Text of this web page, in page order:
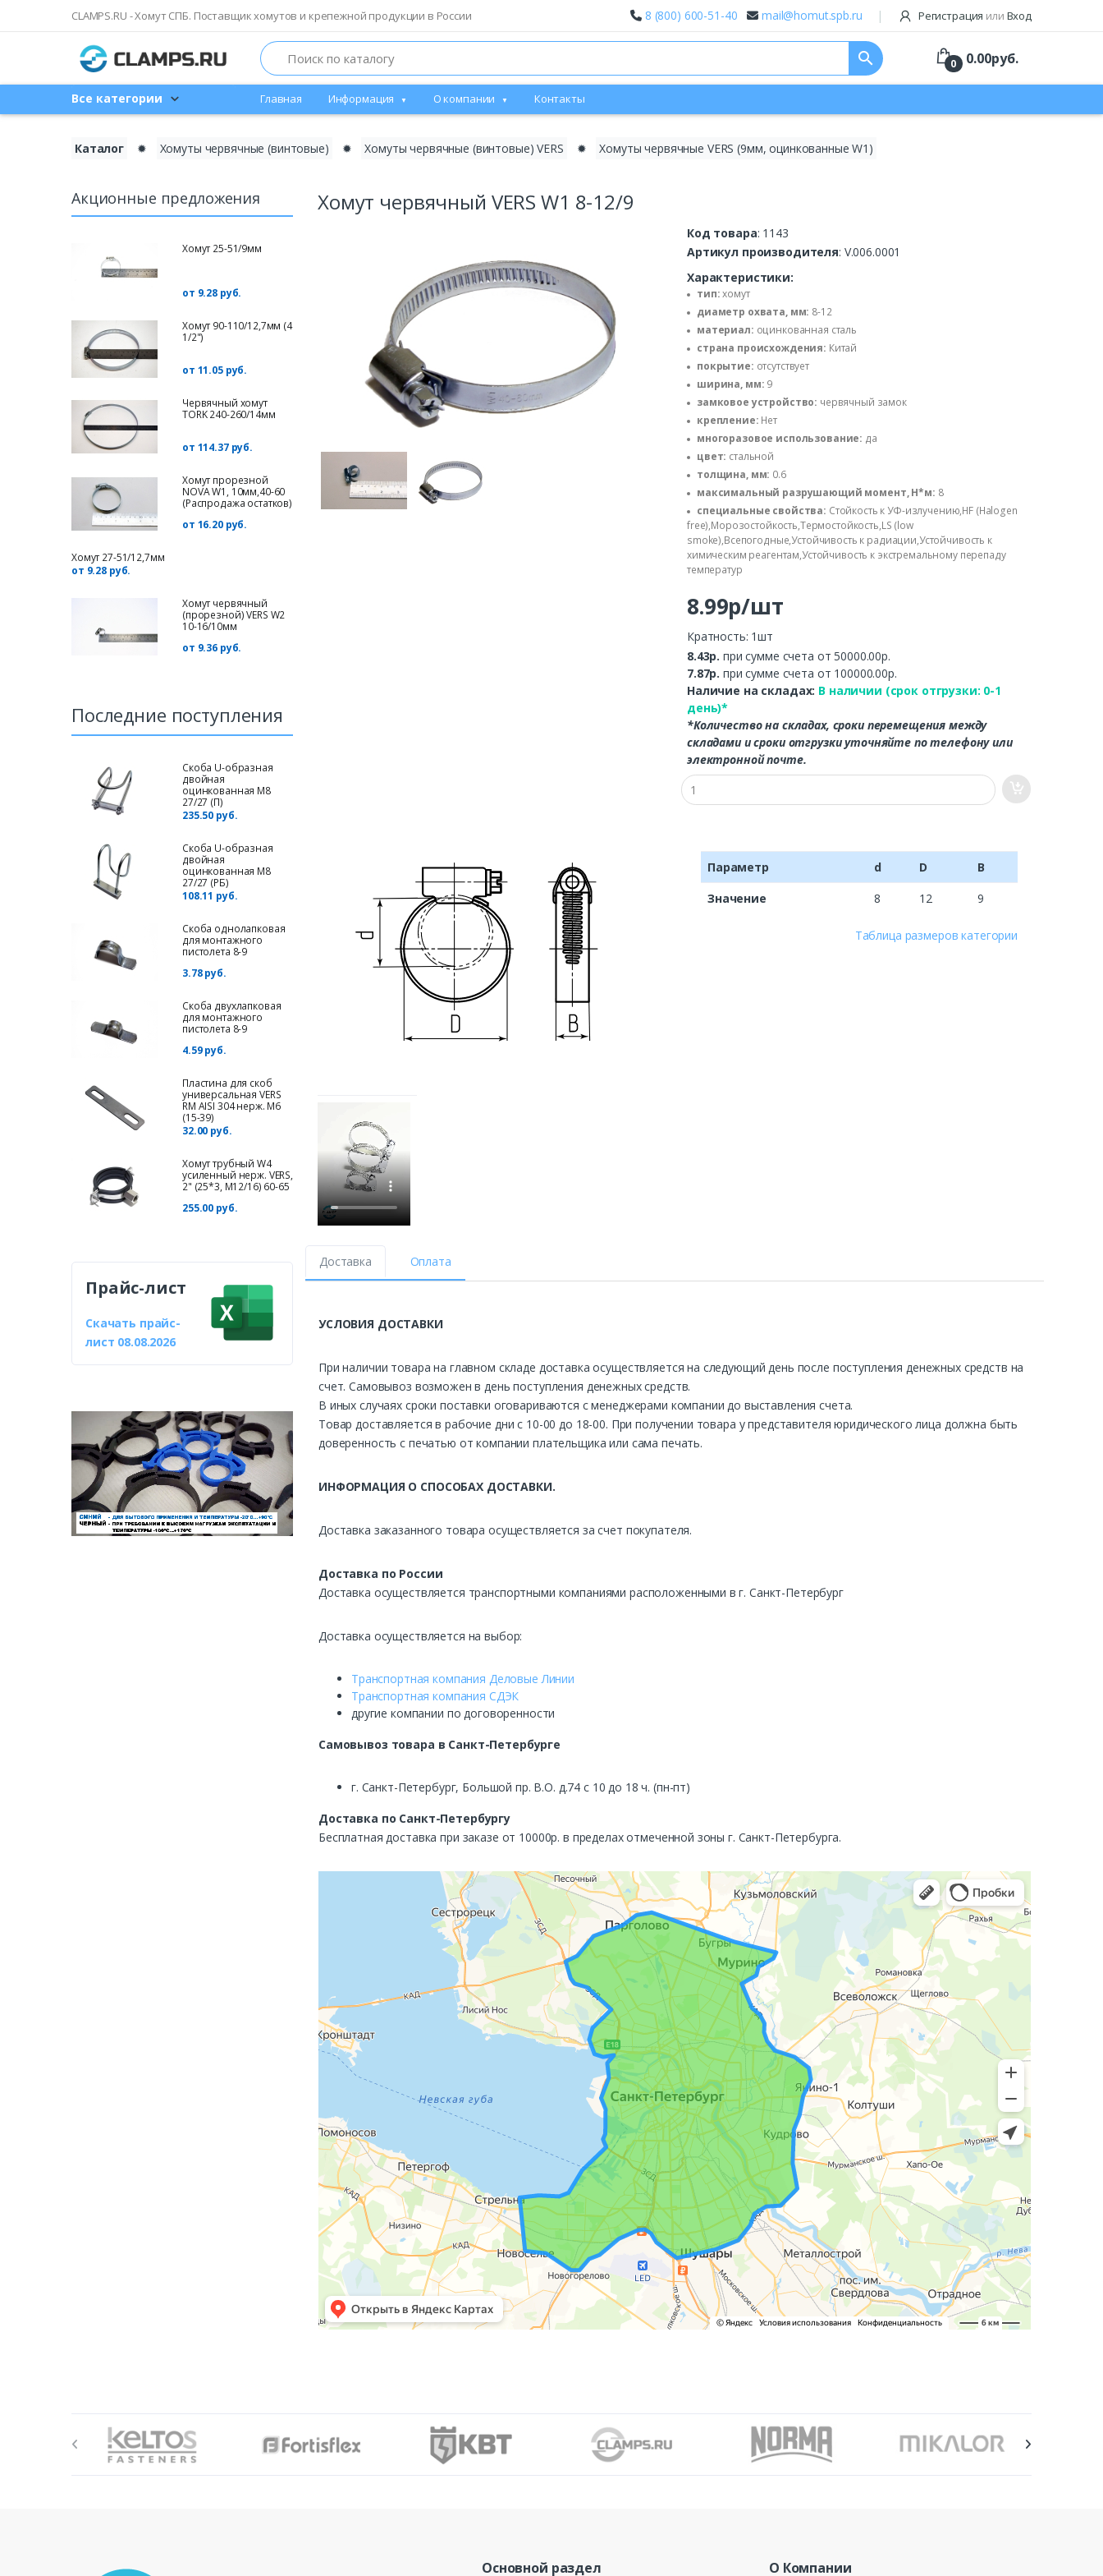
CLAMPS.RU - Хомут СПБ. Поставщик хомутов и крепежной продукции в России 8 (800) 600-51-40 mail@homut.spb.ru Регистрация или Вход
Search search 0 0.00руб.
Все категории Главная Информация О компании Контакты
Каталог ✹ Хомуты червячные (винтовые) ✹ Хомуты червячные (винтовые) VERS ✹ Хомуты червячные VERS (9мм, оцинкованные W1)
Акционные предложения
Хомут 25-51/9мм
от 9.28 руб.
Хомут 90-110/12,7мм (4
1/2")
от 11.05 руб.
Червячный хомут
TORK 240-260/14мм
от 114.37 руб.
Хомут прорезной
NOVA W1, 10мм,40-60
(Распродажа остатков)
от 16.20 руб.
Хомут 27-51/12,7мм
от 9.28 руб.
Хомут червячный
(прорезной) VERS W2
10-16/10мм
от 9.36 руб.
Последние поступления
Скоба U-образная
двойная
оцинкованная М8
27/27 (П)
235.50 руб.
Скоба U-образная
двойная
оцинкованная М8
27/27 (РБ)
108.11 руб.
Скоба однолапковая
для монтажного
пистолета 8-9
3.78 руб.
Скоба двухлапковая
для монтажного
пистолета 8-9
4.59 руб.
Пластина для cкоб
универсальная VERS
RM AISI 304 нерж. M6
(15-39)
32.00 руб.
Хомут трубный W4
усиленный нерж. VERS,
2" (25*3, М12/16) 60-65
255.00 руб.
Прайс-лист
Скачать прайс-
лист 08.08.2026
Хомут червячный VERS W1 8-12/9
Код товара: 1143
Артикул производителя: V.006.0001
Характеристики:
тип:хомут
диаметр охвата, мм: 8-12
материал: оцинкованная сталь
страна происхождения: Китай
покрытие: отсутствует
ширина, мм: 9
замковое устройство: червячный замок
крепление: Нет
многоразовое использование: да
цвет: стальной
толщина, мм: 0.6
максимальный разрушающий момент, Н*м: 8
специальные свойства: Стойкость к УФ-излучению,HF (Halogen
free),Морозостойкость,Термостойкость,LS (low
smoke),Всепогодные,Устойчивость к радиации,Устойчивость к
химическим реагентам,Устойчивость к экстремальному перепаду
температур
8.99р/шт
Кратность: 1шт
8.43р. при сумме счета от 50000.00р.
7.87р. при сумме счета от 100000.00р.
Наличие на складах: В наличии (срок отгрузки: 0-1
день)*
*Количество на складах, сроки перемещения между
складами и сроки отгрузки уточняйте по телефону или
электронной почте.
Параметр d D
B
Значение
8 12 9
Таблица размеров категории
Доставка Оплата
УСЛОВИЯ ДОСТАВКИ
При наличии товара на главном складе доставка осуществляется на следующий день после поступления денежных средств на
счет. Самовывоз возможен в день поступления денежных средств.
В иных случаях сроки поставки оговариваются с менеджерами компании до выставления счета.
Товар доставляется в рабочие дни с 10-00 до 18-00. При получении товара у представителя юридического лица должна быть
доверенность с печатью от компании плательщика или сама печать.
ИНФОРМАЦИЯ О СПОСОБАХ ДОСТАВКИ.
Доставка заказанного товара осуществляется за счет покупателя.
Доставка по России
Доставка осуществляется транспортными компаниями расположенными в г. Санкт-Петербург
Доставка осуществляется на выбор:
Транспортная компания Деловые Линии
Транспортная компания СДЭК
другие компании по договоренности
Самовывоз товара в Санкт-Петербурге
г. Санкт-Петербург, Большой пр. В.О. д.74 с 10 до 18 ч. (пн-пт)
Доставка по Санкт-Петербургу
Бесплатная доставка при заказе от 10000р. в пределах отмеченной зоны г. Санкт-Петербурга.
Основной раздел О Компании